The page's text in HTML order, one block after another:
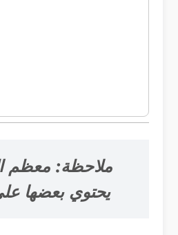
ملاحظة: معظم
يحتوي بعضها